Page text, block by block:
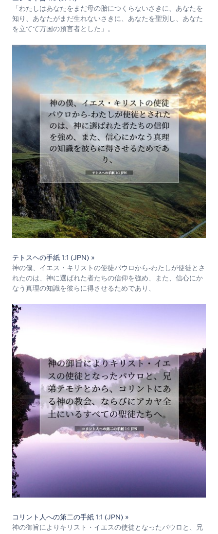
「わたしはあなたをまだ母の胎につくらないさきに、あなたを
知り、あなたがまだ生れないさきに、あなたを聖別し、あなた
を立てて万国の預言者とした」。
テトスヘの手紙 1:1 (JPN) »
神の僕、イエス・キリストの使徒パウロから-わたしが使徒とさ
れたのは、神に選ばれた者たちの信仰を強め、また、信心にか
なう真理の知識を彼らに得させるためであり、
コリント人への第二の手紙 1:1 (JPN) »
神の御旨によりキリスト・イエスの使徒となったパウロと、兄